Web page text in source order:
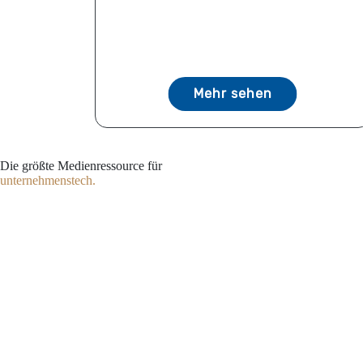
Mehr sehen
Die größte Medienressource für
unternehmenstech.